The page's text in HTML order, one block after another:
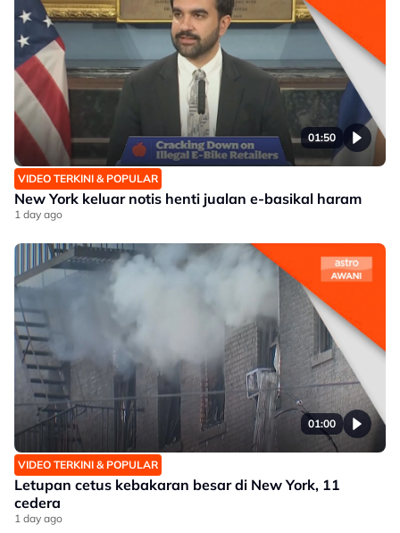
01:50
VIDEO TERKINI & POPULAR
New York keluar notis henti jualan e-basikal haram
1 day ago
01:00
VIDEO TERKINI & POPULAR
Letupan cetus kebakaran besar di New York, 11
cedera
1 day ago